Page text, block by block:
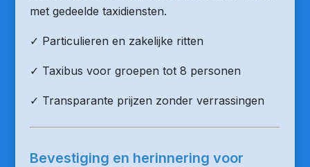
met gedeelde taxidiensten.
✓ Particulieren en zakelijke ritten
✓ Taxibus voor groepen tot 8 personen
✓ Transparante prijzen zonder verrassingen
Bevestiging en herinnering voor